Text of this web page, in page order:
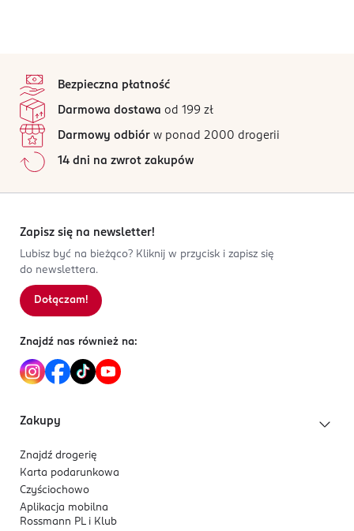
Bezpieczna płatność
Darmowa dostawa od 199 zł
Darmowy odbiór w ponad 2000 drogerii
14 dni na zwrot zakupów
Zapisz się na newsletter!
Lubisz być na bieżąco? Kliknij w przycisk i zapisz się
do newslettera.
Dołączam!
Znajdź nas również na:
Zakupy
Znajdź drogerię
Karta podarunkowa
Czyściochowo
Aplikacja mobilna
Rossmann PL i Klub